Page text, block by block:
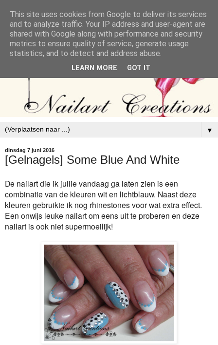
▼
dinsdag 7 juni 2016
[Gelnagels] Some Blue And White
De nailart die ik jullie vandaag ga laten zien is een
combinatie van de kleuren wit en lichtblauw. Naast deze
kleuren gebruikte ik nog rhinestones voor wat extra effect.
Een onwijs leuke nailart om eens uit te proberen en deze
nailart is ook niet supermoeilijk!
This site uses cookies from Google to deliver its services
and to analyze traffic. Your IP address and user-agent are
shared with Google along with performance and security
metrics to ensure quality of service, generate usage
statistics, and to detect and address abuse.
LEARN MORE GOT IT